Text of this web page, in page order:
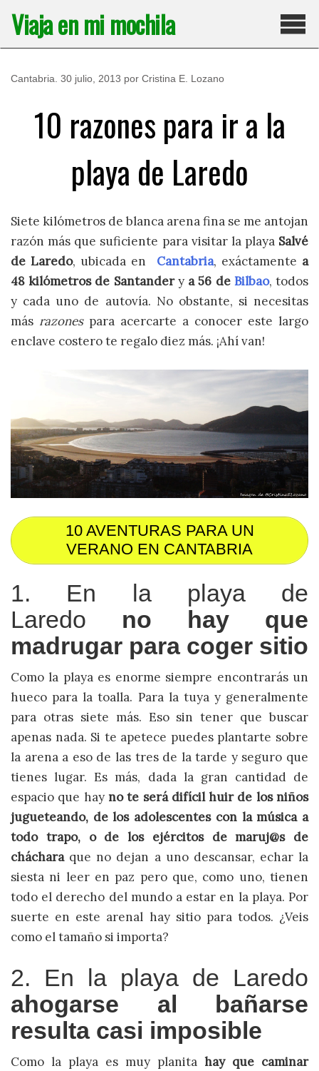
contenido
Viaja en mi mochila
Cantabria 30 julio, 2013 por Cristina E. Lozano
10 razones para ir a la
playa de Laredo
Siete kilómetros de blanca arena fina se me antojan
razón más que suficiente para visitar la playa Salvé
de Laredo, ubicada en Cantabria, exáctamente a
48 kilómetros de Santandery a 56 de Bilbao, todos
y cada uno de autovía. No obstante, si necesitas
más razonespara acercarte a conocer este largo
enclave costero te regalo diez más. ¡Ahí van!
10 AVENTURAS PARA UN
VERANO EN CANTABRIA
1. En la playa de
Laredo no hay que
madrugar para coger sitio
Como la playa es enorme siempre encontrarás un
hueco para la toalla. Para la tuya y generalmente
para otras siete más. Eso sin tener que buscar
apenas nada. Si te apetece puedes plantarte sobre
la arena a eso de las tres de la tarde y seguro que
tienes lugar. Es más, dada la gran cantidad de
espacio que hay no te será difícil huir de los niños
jugueteando, de los adolescentes con la música a
todo trapo, o de los ejércitos de maruj@s de
cháchara que no dejan a uno descansar, echar la
siesta ni leer en paz pero que, como uno, tienen
todo el derecho del mundo a estar en la playa. Por
suerte en este arenal hay sitio para todos. ¿Veis
como el tamaño si importa?
2. En la playa de Laredo
ahogarse al bañarse
resulta casi imposible
Como la playa es muy planita hay que caminar